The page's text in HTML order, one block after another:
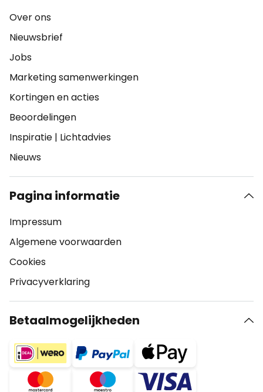
Over ons
Nieuwsbrief
Jobs
Marketing samenwerkingen
Kortingen en acties
Beoordelingen
Inspiratie | Lichtadvies
Nieuws
Pagina informatie
Impressum
Algemene voorwaarden
Cookies
Privacyverklaring
Betaalmogelijkheden